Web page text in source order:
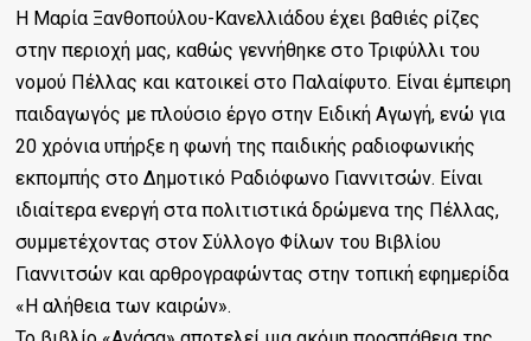
Η Μαρία Ξανθοπούλου-Κανελλιάδου έχει βαθιές ρίζες
στην περιοχή μας, καθώς γεννήθηκε στο Τριφύλλι του
νομού Πέλλας και κατοικεί στο Παλαίφυτο. Είναι έμπειρη
παιδαγωγός με πλούσιο έργο στην Ειδική Αγωγή, ενώ για
20 χρόνια υπήρξε η φωνή της παιδικής ραδιοφωνικής
εκπομπής στο Δημοτικό Ραδιόφωνο Γιαννιτσών. Είναι
ιδιαίτερα ενεργή στα πολιτιστικά δρώμενα της Πέλλας,
συμμετέχοντας στον Σύλλογο Φίλων του Βιβλίου
Γιαννιτσών και αρθρογραφώντας στην τοπική εφημερίδα
«Η αλήθεια των καιρών».